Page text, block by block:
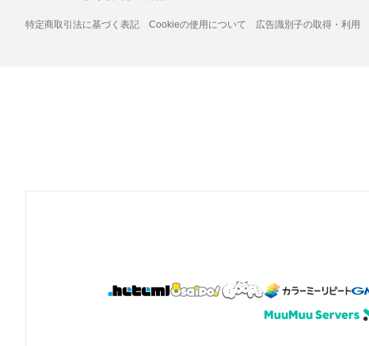
特定商取引法に基づく表記 Cookieの使用について 広告識別子の取得・利用